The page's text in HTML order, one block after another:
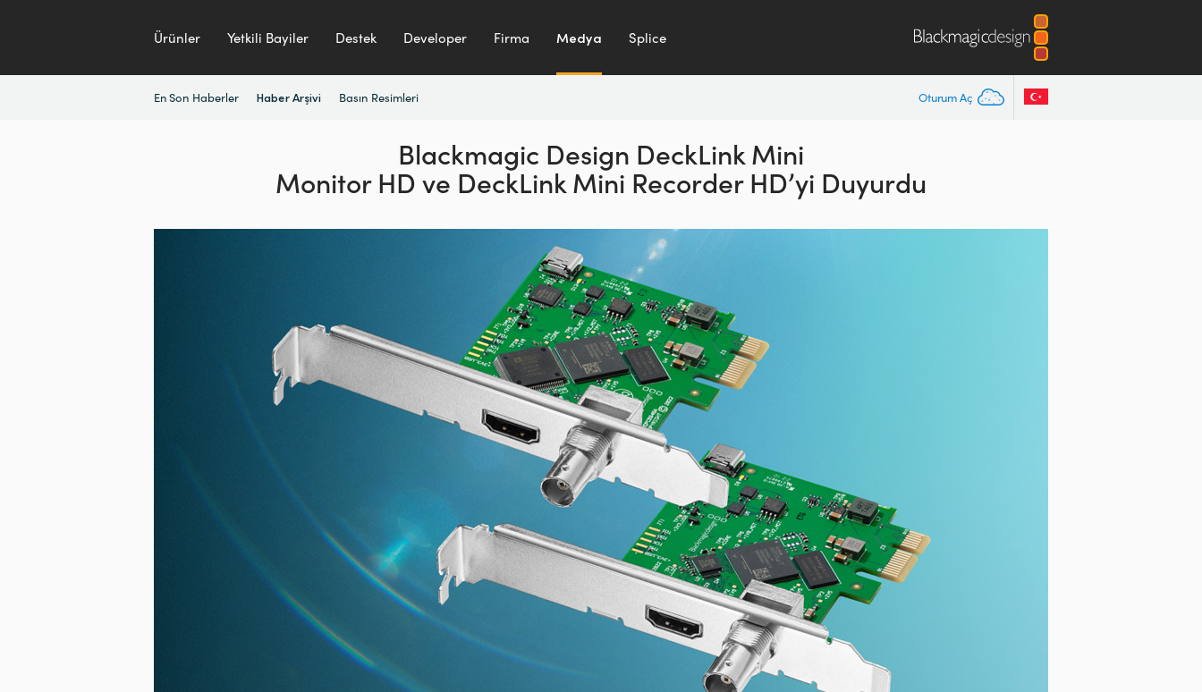
Ürünler Yetkili Bayiler Destek Developer Firma Medya Splice
Oturum Aç
En Son Haberler Haber Arşivi Basın Resimleri
Blackmagic Design DeckLink Mini
Monitor HDve DeckLink Mini Recorder HD’yi Duyurdu